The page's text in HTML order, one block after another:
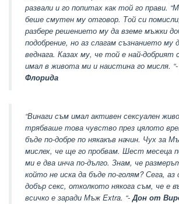
развали и го попитах как той го прави.
беше смутен му отговор. Той си
разбере решението му да вземе мъжки
подобрение, но аз слагам съзнанието му
веднага. Казах му, че той е най-добрият
имал в живота ми и наистина го мисля.
Флорида
“Винаги съм имал активен сексуален
трябваше това чувство през цялото
бъде по-добре по някакъв начин. Чух за
мислех, че ще го пробвам. Шест месеца
ми е два инча по-дълго. Знам, че
който не иска да бъде по-голям? Сега,
добър секс, отколкото някога съм, че е
всичко е заради Мъж Extra. “-Дон от